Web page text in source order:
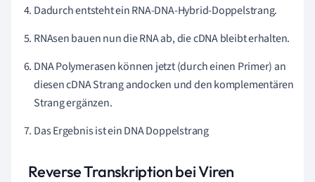
Dadurch entsteht ein RNA-DNA-Hybrid-Doppelstrang.
RNAsen bauen nun die RNA ab, die cDNA bleibt erhalten.
DNA Polymerasen können jetzt (durch einen Primer) an
diesen cDNA Strang andocken und den komplementären
Strang ergänzen.
Das Ergebnis ist ein DNA Doppelstrang
Reverse Transkription bei Viren